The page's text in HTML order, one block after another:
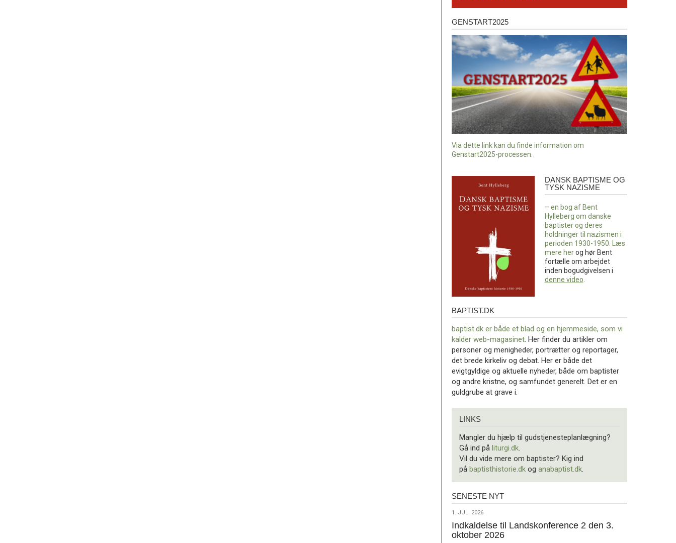
Genstart2025
GENSTART2025
Via dette link kan du finde information om
Genstart2025-processen.
tysk
DANSK BAPTISME OG
TYSK NAZISME
– en bog af Bent
Hylleberg om danske
baptister og deres
holdninger til nazismen i
perioden 1930-1950. Læs
mere herog hør Bent
fortælle om arbejdet
inden bogudgivelsen i
denne video.
baptist.dk
BAPTIST.DK
baptist.dk er både et blad og en hjemmeside, som vi
kalder web-magasinet . Her finder du artikler om
personer og menigheder, portrætter og reportager,
det brede kirkeliv og debat. Her er både det
evigtgyldige og aktuelle nyheder, både om baptister
og andre kristne, og samfundet generelt. Det er en
guldgrube at grave i.
LINKS
Mangler du hjælp til gudstjenesteplanlægning?
Gå ind på liturgi.dk
Vil du vide mere om baptister? Kig ind
på baptisthistorie.dk og anabaptist.dk
Seneste
SENESTE NYT
1.
jul.
2026
1. JUL. 2026
Indkaldelse til Landskonference 2 den 3.
oktober 2026